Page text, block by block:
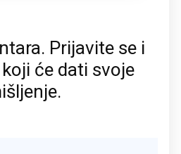
Prijavite se i
će dati svoje